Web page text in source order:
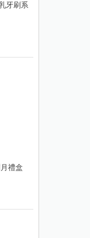
牙刷系
禮盒